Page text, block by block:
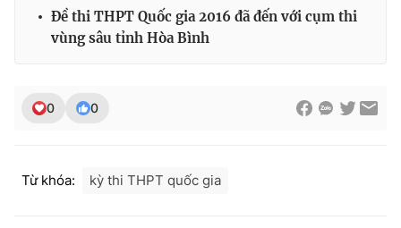
Đề thi THPT Quốc gia 2016 đã đến với cụm thi
vùng sâu tỉnh Hòa Bình
0 0
Từ khóa: kỳ thi THPT quốc gia